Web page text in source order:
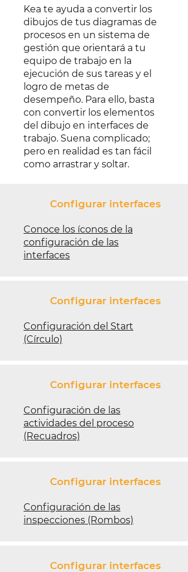
Kea te ayuda a convertir los
dibujos de tus diagramas de
procesos en un sistema de
gestión que orientará a tu
equipo de trabajo en la
ejecución de sus tareas y el
logro de metas de
desempeño. Para ello, basta
con convertir los elementos
del dibujo en interfaces de
trabajo. Suena complicado;
pero en realidad es tan fácil
como arrastrar y soltar.
Configurar interfaces
Conoce los íconos de la
configuración de las
interfaces
Configurar interfaces
Configuración del Start
(Círculo)
Configurar interfaces
Configuración de las
actividades del proceso
(Recuadros)
Configurar interfaces
Configuración de las
inspecciones (Rombos)
Configurar interfaces